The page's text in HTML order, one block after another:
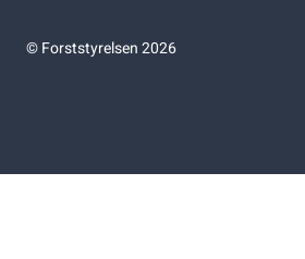
©Forststyrelsen 2026